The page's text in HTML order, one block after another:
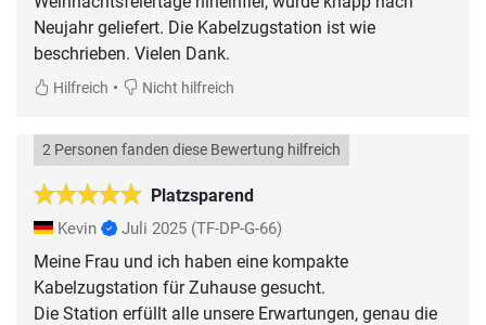
Neujahr geliefert. Die Kabelzugstation ist wie
Hilfreich • Nicht hilfreich
Platzsparend
2 Personen fanden diese Bewertung hilfreich
Kevin Juli 2025 (TF-DP-G-66)
Meine Frau und ich haben eine kompakte
Kabelzugstation für Zuhause gesucht.
Die Station erfüllt alle unsere Erwartungen, genau die